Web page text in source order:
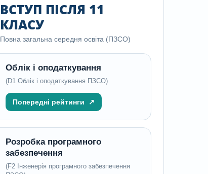
ВСТУП ПІСЛЯ 11
КЛАСУ
Повна загальна середня освіта (ПЗСО)
Облік і оподаткування
(D1 Облік і оподаткування ПЗСО)
Попередні рейтинги ↗
Розробка програмного
забезпечення
(F2 Інженерія програмного забезпечення